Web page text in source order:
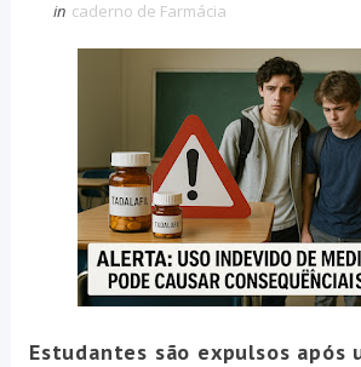
in caderno de Farmácia
Estudantes são expulsos após